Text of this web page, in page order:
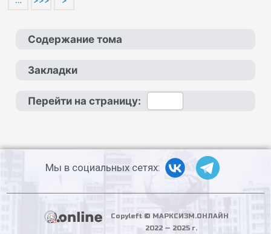
Содержание тома
Закладки
Перейти на страницу:
Мы в социальных сетях:
Copyleft © МАРКСИЗМ.ОНЛАЙН
2022 — 2025 г.